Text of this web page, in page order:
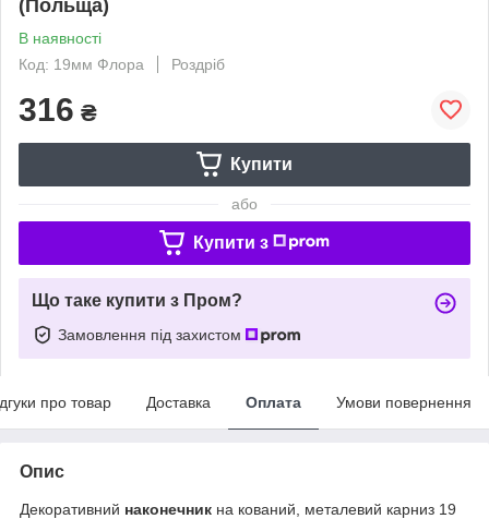
(Польща)
В наявності
Код: 19мм Флора
Роздріб
316 ₴
Купити
або
Купити з
Що таке купити з Пром?
Замовлення під захистом
про товар Доставка Оплата Умови повернення
Опис
Декоративний наконечник на кований, металевий карниз 19